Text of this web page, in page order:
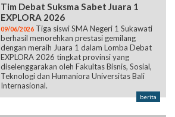
Tim Debat Suksma Sabet Juara 1
EXPLORA 2026
09/06/2026 Tiga siswi SMA Negeri 1 Sukawati
berhasil menorehkan prestasi gemilang
dengan meraih Juara 1 dalam Lomba Debat
EXPLORA 2026 tingkat provinsi yang
diselenggarakan oleh Fakultas Bisnis, Sosial,
Teknologi dan Humaniora Universitas Bali
Internasional.
berita